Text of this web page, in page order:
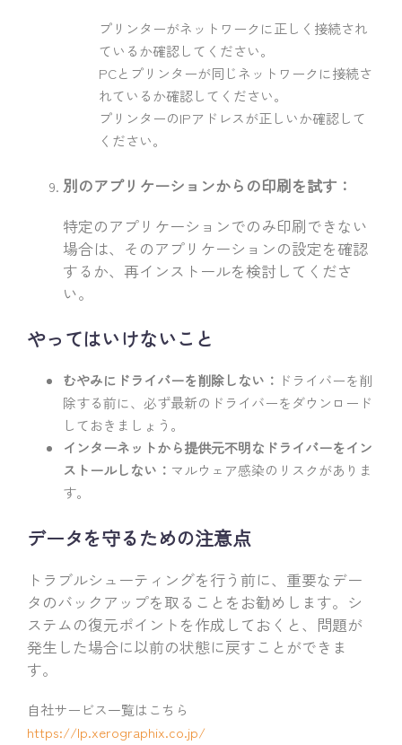
プリンターがネットワークに正しく接続され
ているか確認してください。
PCとプリンターが同じネットワークに接続さ
れているか確認してください。
プリンターのIPアドレスが正しいか確認して
ください。
別のアプリケーションからの印刷を試す：
特定のアプリケーションでのみ印刷できない
場合は、そのアプリケーションの設定を確認
するか、再インストールを検討してくださ
い。
やってはいけないこと
むやみにドライバーを削除しない： ドライバーを削
除する前に、必ず最新のドライバーをダウンロード
しておきましょう。
インターネットから提供元不明なドライバーをイン
ストールしない： マルウェア感染のリスクがありま
す。
データを守るための注意点
トラブルシューティングを行う前に、重要なデー
タのバックアップを取ることをお勧めします。シ
ステムの復元ポイントを作成しておくと、問題が
発生した場合に以前の状態に戻すことができま
す。
自社サービス一覧はこちら
https://lp.xerographix.co.jp/